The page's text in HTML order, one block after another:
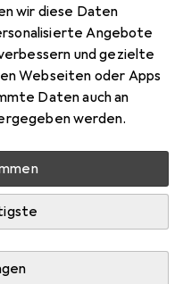
wir diese Daten
Angebote
und gezielte
Webseiten oder Apps
Daten auch an
werden.
starten
das neue type 3000
die DJI Air 3 auch ins
w-